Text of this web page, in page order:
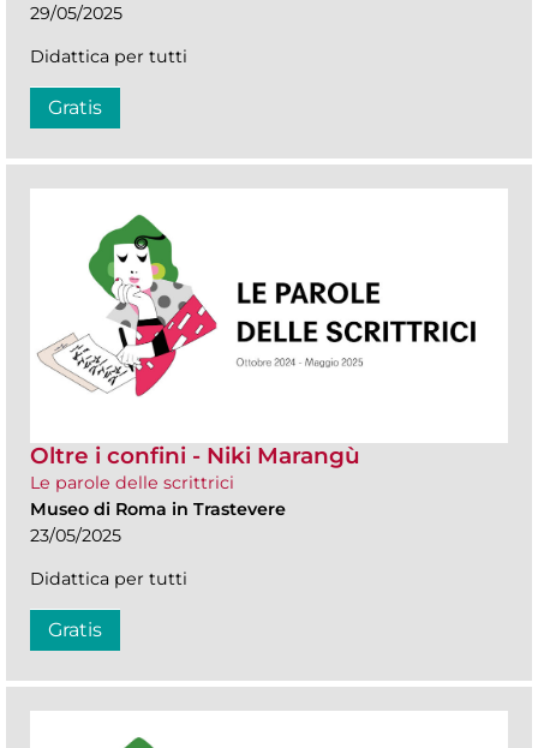
29/05/2025
Didattica per tutti
Gratis
Oltre i confini - Niki Marangù
Le parole delle scrittrici
Museo di Roma in Trastevere
23/05/2025
Didattica per tutti
Gratis